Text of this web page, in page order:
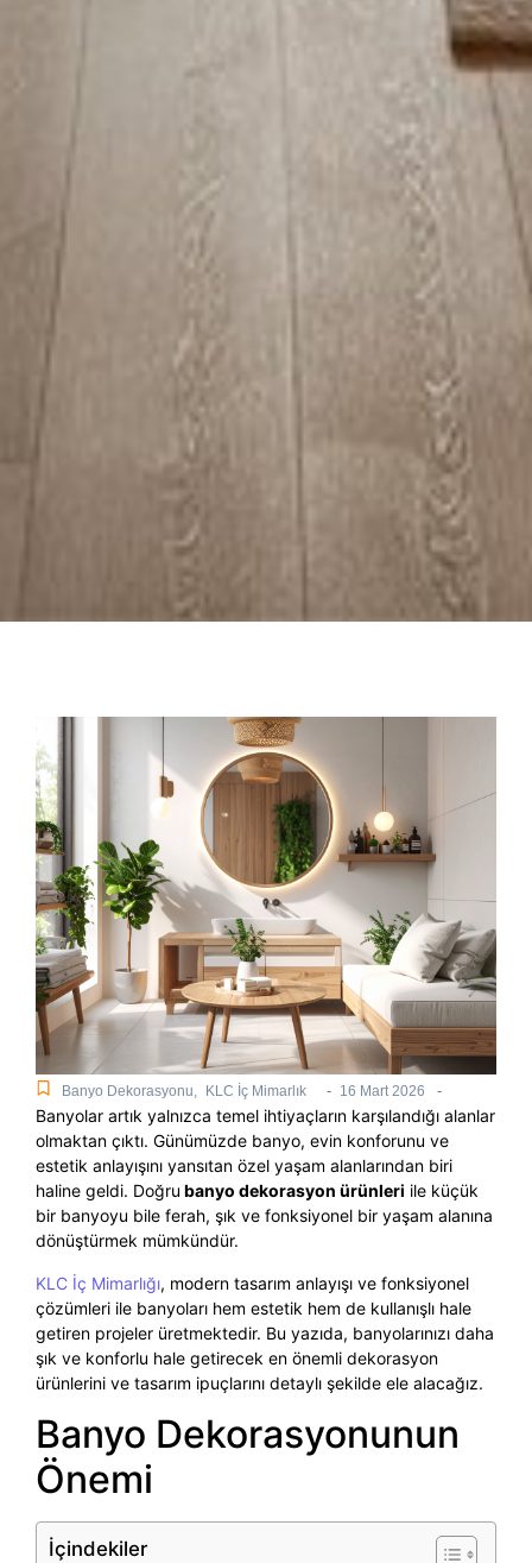
Banyo Dekorasyonu, KLC İç Mimarlık - 16 Mart 2026 -
Banyolar artık yalnızca temel ihtiyaçların karşılandığı alanlar
olmaktan çıktı. Günümüzde banyo, evin konforunu ve
estetik anlayışını yansıtan özel yaşam alanlarından biri
haline geldi. Doğru banyo dekorasyon ürünleri ile küçük
bir banyoyu bile ferah, şık ve fonksiyonel bir yaşam alanına
dönüştürmek mümkündür.
KLC İç Mimarlığı, modern tasarım anlayışı ve fonksiyonel
çözümleri ile banyoları hem estetik hem de kullanışlı hale
getiren projeler üretmektedir. Bu yazıda, banyolarınızı daha
şık ve konforlu hale getirecek en önemli dekorasyon
ürünlerini ve tasarım ipuçlarını detaylı şekilde ele alacağız.
Banyo Dekorasyonunun
Önemi
İçindekiler